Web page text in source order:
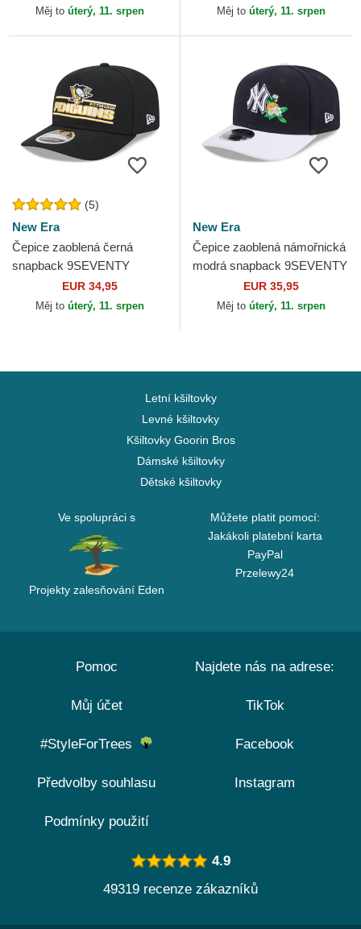
New Era
Měj to úterý, 11. srpen
Pack MLB New Era
Měj to úterý, 11. srpen
(5)
New Era
Čepice zaoblená černá
snapback 9SEVENTY
Stretch Snap Stated
Pittsburgh Penguins NHL
EUR 34,95
Měj to úterý, 11. srpen
New Era
Čepice zaoblená námořnická
modrá snapback 9SEVENTY
Stretch Snap Flower New
York Yankees MLB New Era
EUR 35,95
Měj to úterý, 11. srpen
Letní kšiltovky
Levné kšiltovky
Kšiltovky Goorin Bros
Dámské kšiltovky
Dětské kšiltovky
Ve spolupráci s
Projekty zalesňování Eden
Můžete platit pomocí:
Jakákoli platební karta
PayPal
Przelewy24
Pomoc
Můj účet
#StyleForTrees
Předvolby souhlasu
Podmínky použití
Najdete nás na adrese:
TikTok
Facebook
Instagram
4.9
49319 recenze zákazníků